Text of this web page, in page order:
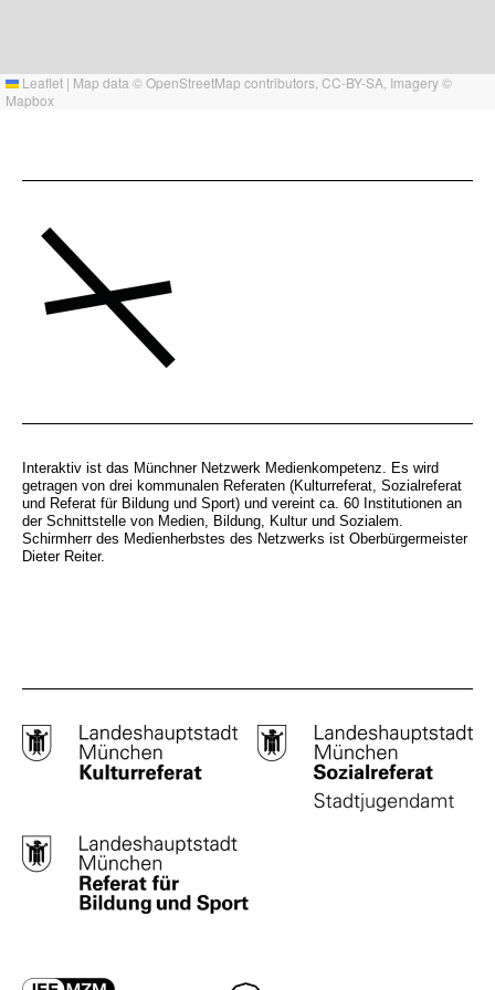
Leaflet | Map data ©OpenStreetMap contributors, CC-BY-SA , Imagery ©
Mapbox
Interaktiv ist das Münchner Netzwerk Medienkompetenz. Es wird
getragen von drei kommunalen Referaten (Kulturreferat, Sozialreferat
und Referat für Bildung und Sport) und vereint ca. 60 Institutionen an
der Schnittstelle von Medien, Bildung, Kultur und Sozialem.
Schirmherr des Medienherbstes des Netzwerks ist Oberbürgermeister
Dieter Reiter.